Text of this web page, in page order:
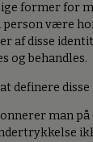
former for
være
af disse
og behandles.
definere
man